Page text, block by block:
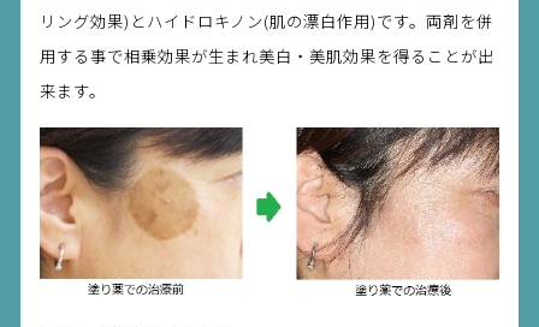
リング効果)とハイドロキノン(肌の漂白作用)です。両剤を併
用する事で相乗効果が生まれ美白・美肌効果を得ることが出
来ます。